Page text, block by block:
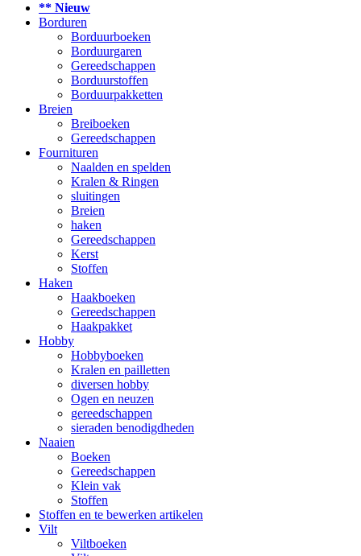
** Nieuw
Borduren
Borduurboeken
Borduurgaren
Gereedschappen
Borduurstoffen
Borduurpakketten
Breien
Breiboeken
Gereedschappen
Fournituren
Naalden en spelden
Kralen & Ringen
sluitingen
Breien
haken
Gereedschappen
Kerst
Stoffen
Haken
Haakboeken
Gereedschappen
Haakpakket
Hobby
Hobbyboeken
Kralen en pailletten
diversen hobby
Ogen en neuzen
gereedschappen
sieraden benodigdheden
Naaien
Boeken
Gereedschappen
Klein vak
Stoffen
Stoffen en te bewerken artikelen
Vilt
Viltboeken